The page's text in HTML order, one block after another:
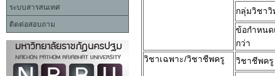
ระบบสารสนเทศ
ติดต่อสอบถาม
กลุ่มวิชา
ข้อกำหนด
กว่า
วิชาเฉพาะ/วิชาชีพครู วิชาชีพค